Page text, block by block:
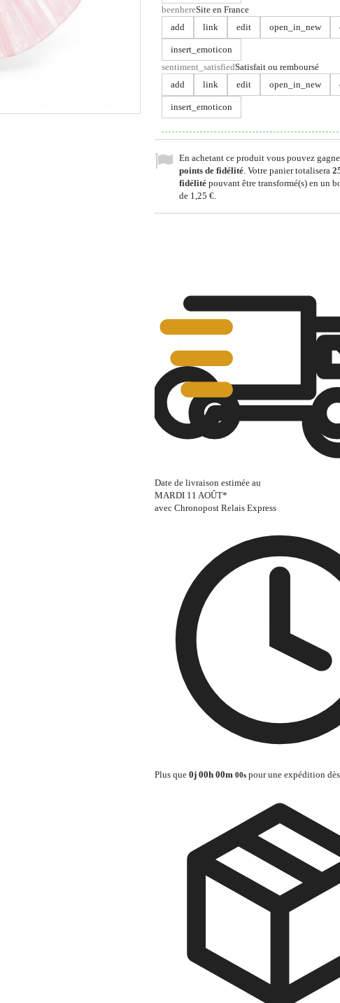
beenhereSite en France
add
link edit open_in_new
insert_emoticon
sentiment_satisfiedSatisfait ou remboursé
add
link edit open_in_new
insert_emoticon
En achetant ce produit vous pouvez
points de fidélité. Votre panier totalisera
fidélitépouvant être transformé(s) en un
de 1,25 €.
Date de livraison estimée au
MARDI 11 AOÛT*
avec Chronopost Relais Express
Plus que 0j 00h 00m 00s pour une expédition